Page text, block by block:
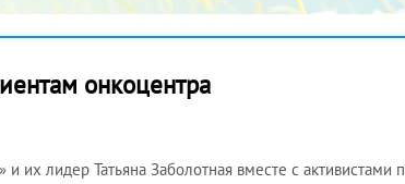
онкоцентра
их лидер Татьяна Заболотная вместе с активистами